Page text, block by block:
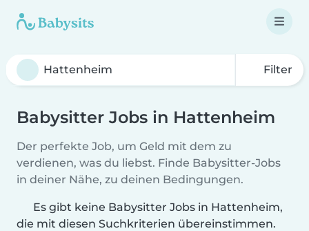
Filter
Babysitter Jobs in Hattenheim
Der perfekte Job, um Geld mit dem zu
verdienen, was du liebst. Finde Babysitter-Jobs
in deiner Nähe, zu deinen Bedingungen.
Es gibt keine Babysitter Jobs in Hattenheim,
die mit diesen Suchkriterien übereinstimmen.